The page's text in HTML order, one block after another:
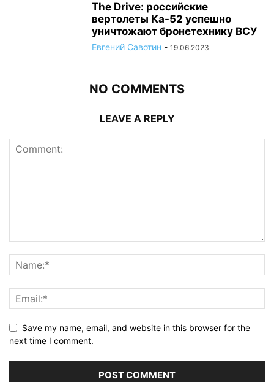
The Drive: российские
вертолеты Ка-52 успешно
уничтожают бронетехнику ВСУ
Евгений Савотин - 19.06.2023
NO COMMENTS
LEAVE A REPLY
Save my name, email, and website in this browser for the
next time I comment.